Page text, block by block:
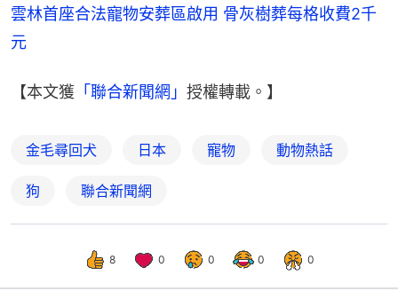
雲林首座合法寵物安葬區啟用 骨灰樹葬每格收費2千
元
【本文獲 「聯合新聞網」 授權轉載。】
金毛尋回犬 日本 寵物 動物熱話
狗 聯合新聞網
8 0 0 0 0